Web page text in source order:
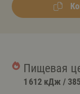
Пищевая
1 612 кДж /